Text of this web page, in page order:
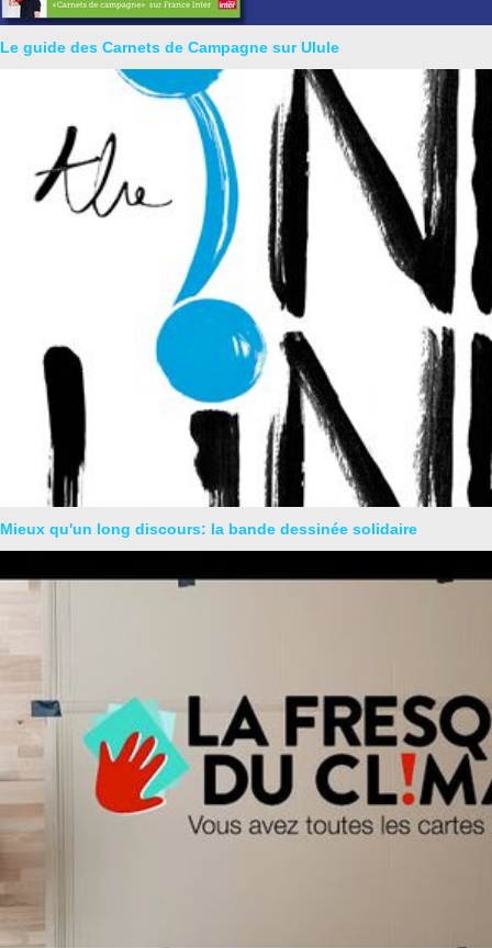
Le guide des Carnets de Campagne sur Ulule
Mieux qu'un long discours: la bande dessinée solidaire